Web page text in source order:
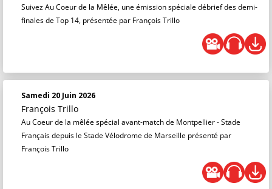
Suivez Au Coeur de la Mêlée, une émission spéciale débrief des demi-
finales de Top 14, présentée par François Trillo
Samedi 20 Juin 2026
François Trillo
Au Coeur de la mêlée spécial avant-match de Montpellier - Stade
Français depuis le Stade Vélodrome de Marseille présenté par
François Trillo